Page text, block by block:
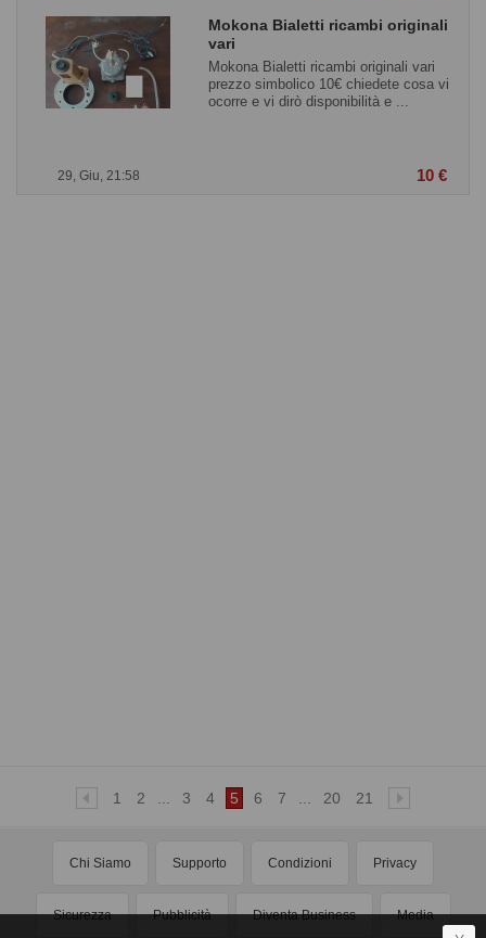
29, Giu, 21:58
Mokona Bialetti ricambi originali
vari
Mokona Bialetti ricambi originali vari
prezzo simbolico 10€ chiedete cosa vi
ocorre e vi dirò disponibilità e ...
10 €
1 2 3 4 5 6 7 20 21
Chi Siamo Supporto Condizioni Privacy
Sicurezza Pubblicità Diventa Business Media